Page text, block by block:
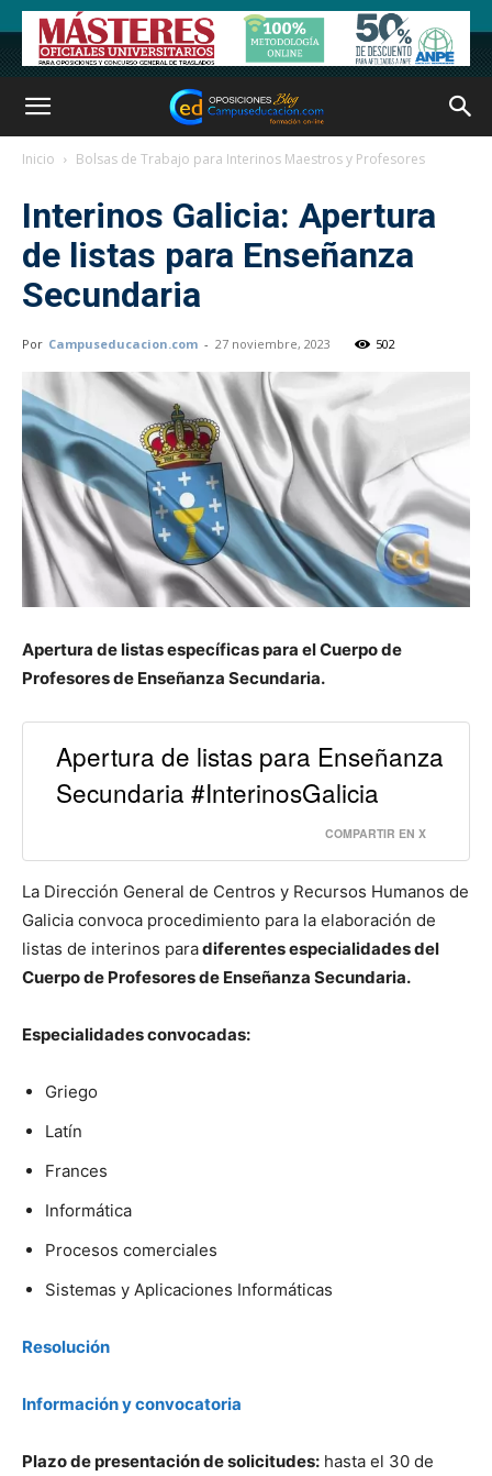
Inicio Bolsas de Trabajo para Interinos Maestros y Profesores
Interinos Galicia: Apertura
de listas para Enseñanza
Secundaria
Por Campuseducacion.com - 27 noviembre, 2023 502
Apertura de listas específicas para el Cuerpo de
Profesores de Enseñanza Secundaria.
Apertura de listas para Enseñanza
Secundaria #InterinosGalicia
COMPARTIR EN X
La Dirección General de Centros y Recursos Humanos de
Galicia convoca procedimiento para la elaboración de
listas de interinos paradiferentes especialidades del
Cuerpo de Profesores de Enseñanza Secundaria.
Especialidades convocadas:
Griego
Latín
Frances
Informática
Procesos comerciales
Sistemas y Aplicaciones Informáticas
Resolución
Información y convocatoria
Plazo de presentación de solicitudes: hasta el 30 de